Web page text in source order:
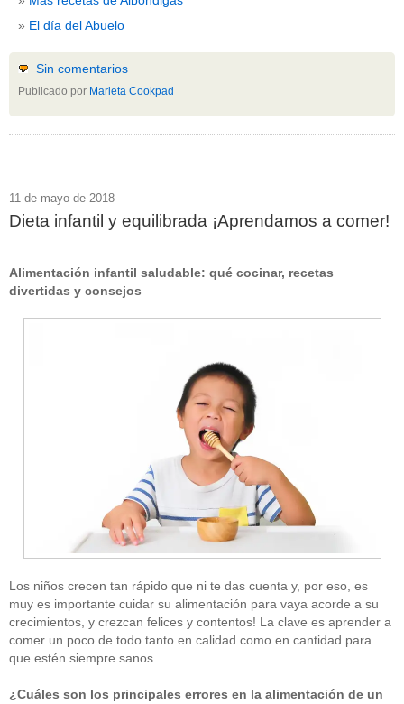
El día del Abuelo
Sin comentarios
Publicado por Marieta Cookpad
11 de mayo de 2018
Dieta infantil y equilibrada ¡Aprendamos a comer!
Alimentación infantil saludable: qué cocinar, recetas
divertidas y consejos
Los niños crecen tan rápido que ni te das cuenta y, por eso, es
muy es importante cuidar su alimentación para vaya acorde a su
crecimientos, y crezcan felices y contentos! La clave es aprender a
comer un poco de todo tanto en calidad como en cantidad para
que estén siempre sanos.
¿Cuáles son los principales errores en la alimentación de un